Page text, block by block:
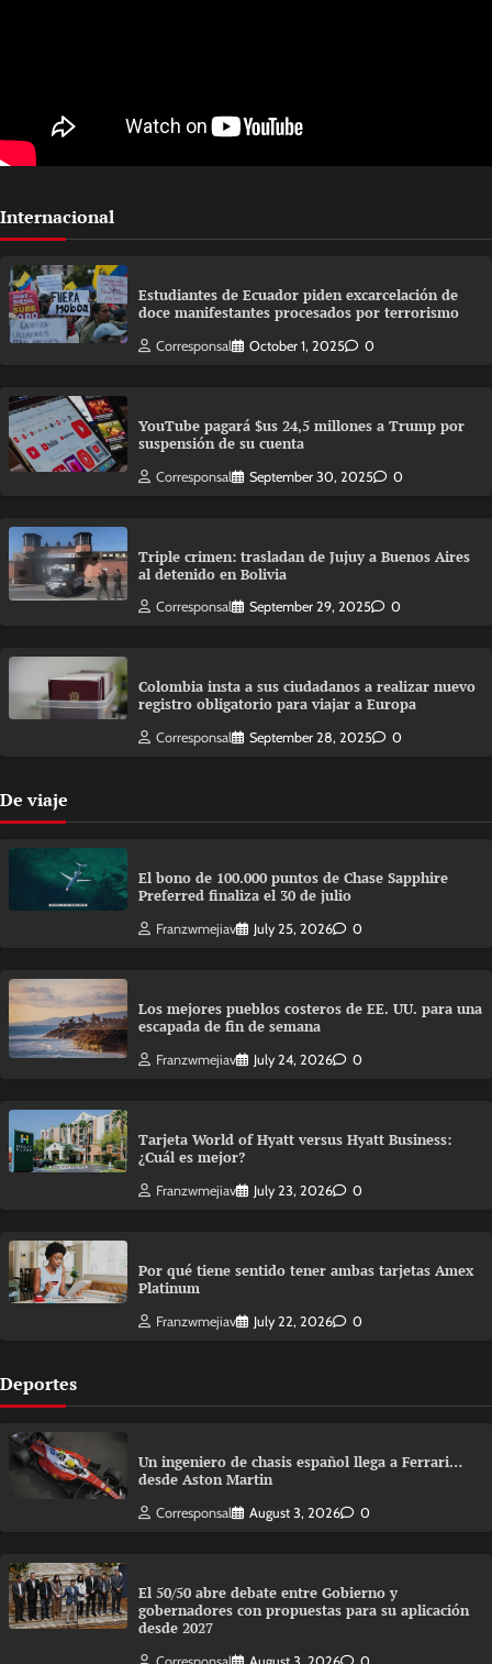
Internacional
Estudiantes de Ecuador piden excarcelación de
doce manifestantes procesados por terrorismo
Corresponsal October 1, 2025 0
YouTube pagará $us 24,5 millones a Trump por
suspensión de su cuenta
Corresponsal September 30, 2025 0
Triple crimen: trasladan de Jujuy a Buenos Aires
al detenido en Bolivia
Corresponsal September 29, 2025 0
Colombia insta a sus ciudadanos a realizar nuevo
registro obligatorio para viajar a Europa
Corresponsal September 28, 2025 0
De viaje
El bono de 100.000 puntos de Chase Sapphire
Preferred finaliza el 30 de julio
Franzwmejiav July 25, 2026 0
Los mejores pueblos costeros de EE. UU. para una
escapada de fin de semana
Franzwmejiav July 24, 2026 0
Tarjeta World of Hyatt versus Hyatt Business:
¿Cuál es mejor?
Franzwmejiav July 23, 2026 0
Por qué tiene sentido tener ambas tarjetas Amex
Platinum
Franzwmejiav July 22, 2026 0
Deportes
Un ingeniero de chasis español llega a Ferrari…
desde Aston Martin
Corresponsal August 3, 2026 0
El 50/50 abre debate entre Gobierno y
gobernadores con propuestas para su aplicación
desde 2027